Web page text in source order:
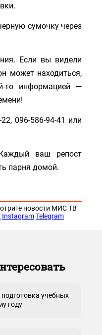
сумочку через
Если вы видели
может находиться,
то информацией —
096-586-94-41 или
ваш репост
парня домой.
новости МИС ТВ
Instagram Telegram
учебных
году